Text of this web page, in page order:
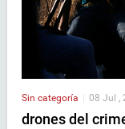
Sin categoría 08 Jul ,
drones del